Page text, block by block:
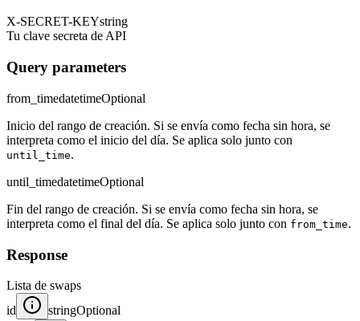
X-SECRET-KEYstring
Tu clave secreta de API
Query parameters
from_timedatetimeOptional
Inicio del rango de creación. Si se envía como fecha sin hora, se
interpreta como el inicio del día. Se aplica solo junto con
until_time.
until_timedatetimeOptional
Fin del rango de creación. Si se envía como fecha sin hora, se
interpreta como el final del día. Se aplica solo junto con from_time.
Response
Lista de swaps
id
stringOptional